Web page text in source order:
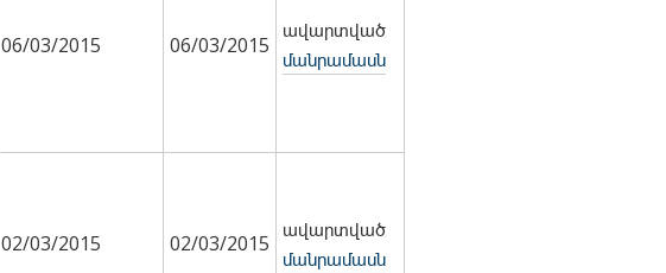
06/03/2015 06/03/2015
ավարտված
մանրամասն
02/03/2015 02/03/2015
ավարտված
մանրամասն